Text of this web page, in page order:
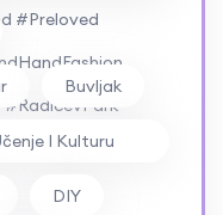
#Preloved
Buvljak
I Kulturu
DIY